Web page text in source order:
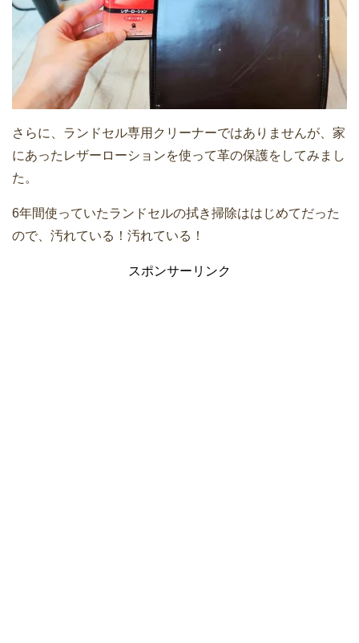
さらに、ランドセル専用クリーナーではありませんが、家
にあったレザーローションを使って革の保護をしてみまし
た。
6年間使っていたランドセルの拭き掃除ははじめてだった
ので、汚れている！汚れている！
スポンサーリンク